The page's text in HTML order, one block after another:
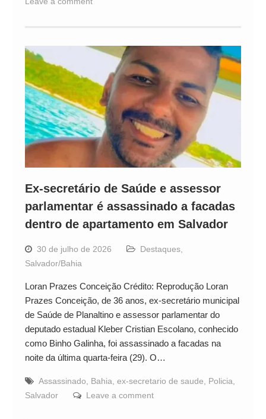
Ex-secretário de Saúde e assessor
parlamentar é assassinado a facadas
dentro de apartamento em Salvador
30 de julho de 2026 Destaques,
Salvador/Bahia
Loran Prazes Conceição Crédito: Reprodução Loran
Prazes Conceição, de 36 anos, ex-secretário municipal
de Saúde de Planaltino e assessor parlamentar do
deputado estadual Kleber Cristian Escolano, conhecido
como Binho Galinha, foi assassinado a facadas na
noite da última quarta-feira (29). O…
Assassinado, Bahia, ex-secretario de saude, Policia,
Salvador
Leave a comment